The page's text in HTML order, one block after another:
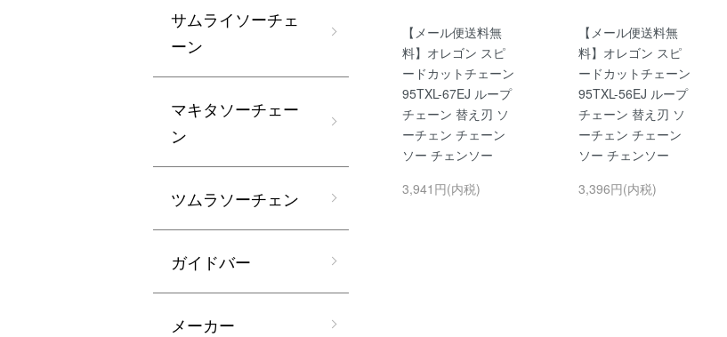
【メール便送料無
料】オレゴン スピ
ードカットチェーン
95TXL-67EJ ループ
チェーン 替え刃 ソ
ーチェン チェーン
ソー チェンソー
3,941円(内税)
【メール便送料無
料】オレゴン スピ
ードカットチェーン
95TXL-56EJ ループ
チェーン 替え刃 ソ
ーチェン チェーン
ソー チェンソー
3,396円(内税)
サムライソーチェ
ーン
マキタソーチェー
ン
ツムラソーチェン
ガイドバー
メーカー